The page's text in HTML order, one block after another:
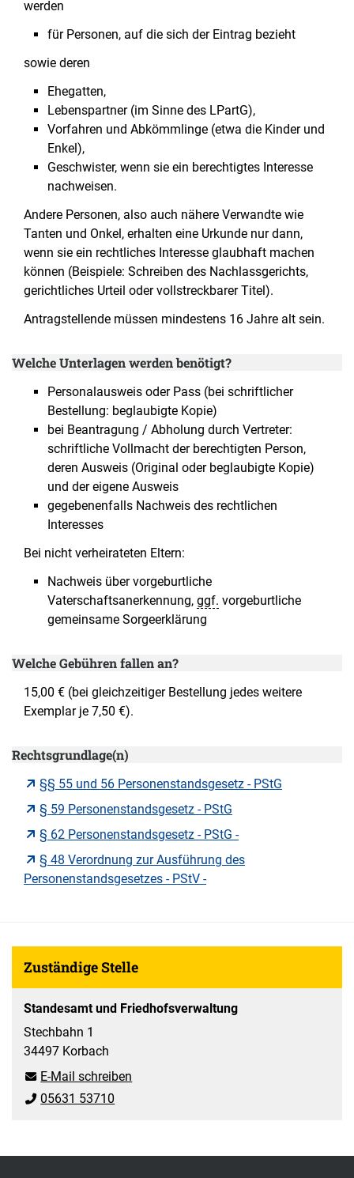
werden
für Personen, auf die sich der Eintrag bezieht
sowie deren
Ehegatten,
Lebenspartner (im Sinne des LPartG),
Vorfahren und Abkömmlinge (etwa die Kinder und
Enkel),
Geschwister, wenn sie ein berechtigtes Interesse
nachweisen.
Andere Personen, also auch nähere Verwandte wie
Tanten und Onkel, erhalten eine Urkunde nur dann,
wenn sie ein rechtliches Interesse glaubhaft machen
können (Beispiele: Schreiben des Nachlassgerichts,
gerichtliches Urteil oder vollstreckbarer Titel).
Antragstellende müssen mindestens 16 Jahre alt sein.
Welche Unterlagen werden benötigt?
Personalausweis oder Pass (bei schriftlicher
Bestellung: beglaubigte Kopie)
bei Beantragung / Abholung durch Vertreter:
schriftliche Vollmacht der berechtigten Person,
deren Ausweis (Original oder beglaubigte Kopie)
und der eigene Ausweis
gegebenenfalls Nachweis des rechtlichen
Interesses
Bei nicht verheirateten Eltern:
Nachweis über vorgeburtliche
Vaterschaftsanerkennung, ggf. vorgeburtliche
gemeinsame Sorgeerklärung
Welche Gebühren fallen an?
15,00 € (bei gleichzeitiger Bestellung jedes weitere
Exemplar je 7,50 €).
Rechtsgrundlage(n)
§§ 55 und 56 Personenstandsgesetz - PStG
§ 59 Personenstandsgesetz - PStG
§ 62 Personenstandsgesetz - PStG -
§ 48 Verordnung zur Ausführung des
Personenstandsgesetzes - PStV -
Zuständige Stelle
Standesamt und Friedhofsverwaltung
Stechbahn 1
34497 Korbach
E-Mail schreiben
05631 53710